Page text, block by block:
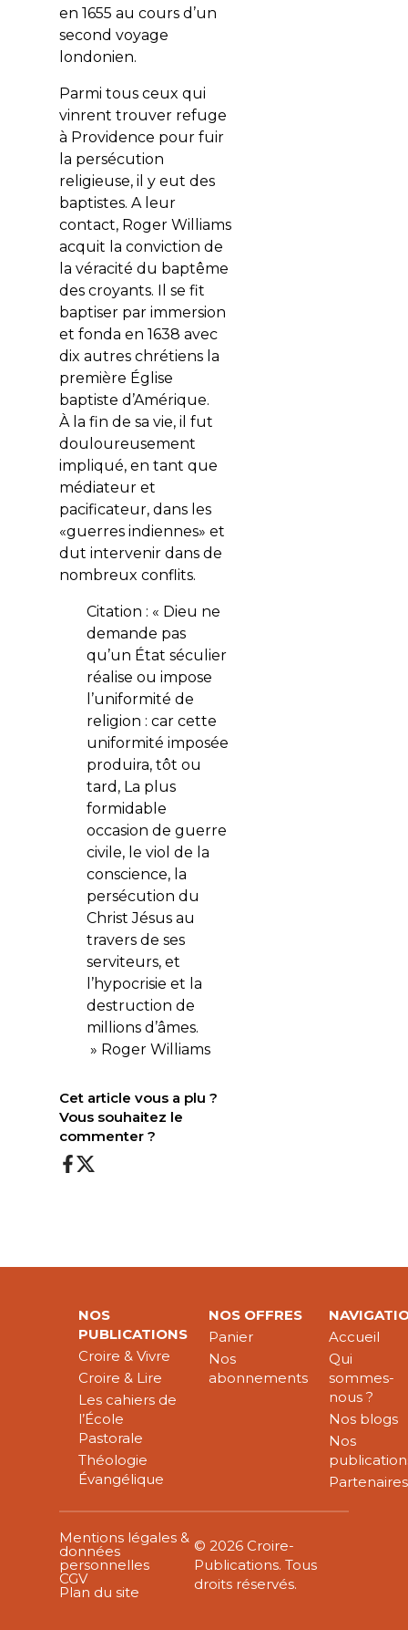
en 1655 au cours d’un
second voyage
londonien.
Parmi tous ceux qui
vinrent trouver refuge
à Providence pour fuir
la persécution
religieuse, il y eut des
baptistes. A leur
contact, Roger Williams
acquit la conviction de
la véracité du baptême
des croyants. Il se fit
baptiser par immersion
et fonda en 1638 avec
dix autres chrétiens la
première Église
baptiste d’Amérique.
À la fin de sa vie, il fut
douloureusement
impliqué, en tant que
médiateur et
pacificateur, dans les
«guerres indiennes» et
dut intervenir dans de
nombreux conflits.
Citation : « Dieu ne
demande pas
qu’un État séculier
réalise ou impose
l’uniformité de
religion : car cette
uniformité imposée
produira, tôt ou
tard, La plus
formidable
occasion de guerre
civile, le viol de la
conscience, la
persécution du
Christ Jésus au
travers de ses
serviteurs, et
l’hypocrisie et la
destruction de
millions d’âmes.
» Roger Williams
Cet article vous a plu ?
Vous souhaitez le
commenter ?
NOS
PUBLICATIONS
Croire & Vivre
Croire & Lire
Les cahiers de
l’École
Pastorale
Théologie
Évangélique
NOS OFFRES
Panier
Nos
abonnements
Accueil
Qui
sommes-
nous ?
Nos blogs
Nos
Partenaires
Mentions légales &
données
personnelles
CGV
Plan du site
© 2026 Croire-
Publications. Tous
droits réservés.